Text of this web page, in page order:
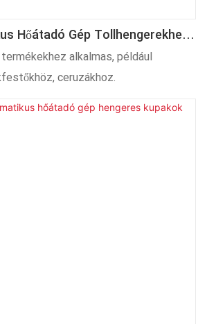
Hőátadó Gép Tollhengerekhez,
És Egyéb Hengeres
alkalmas, például
ceruzákhoz.